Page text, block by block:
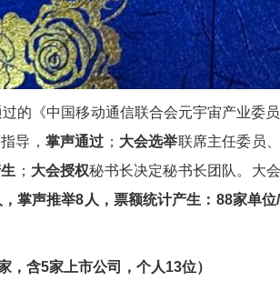
的《中国移动通信联合会元宇宙产业委
导， 掌声通过 ； 大会选举联席主任委员
； 大会授权秘书长决定秘书长团队。大
掌声推举8人，票额统计产生： 88家单位
，含5家上市公司，个人13位）